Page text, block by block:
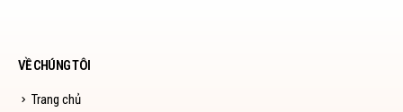
VỀ CHÚNG TÔI
Trang chủ